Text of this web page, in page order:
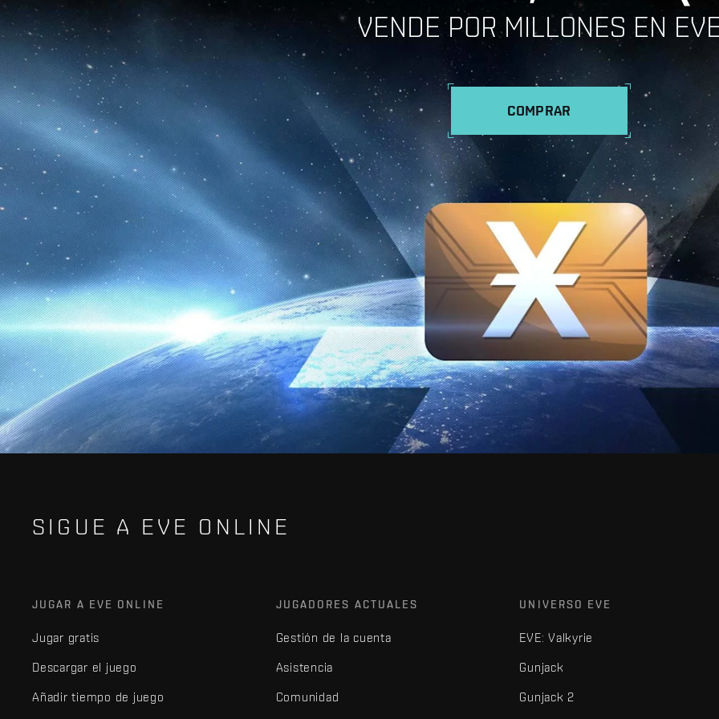
VENDE POR MILLONES EN
COMPRAR
SIGUE A EVE ONLINE
JUGAR A EVE ONLINE
Jugar gratis
Descargar el juego
Añadir tiempo de juego
JUGADORES ACTUALES
Gestión de la cuenta
Asistencia
Comunidad
UNIVERSO EVE
EVE: Valkyrie
Gunjack
Gunjack 2